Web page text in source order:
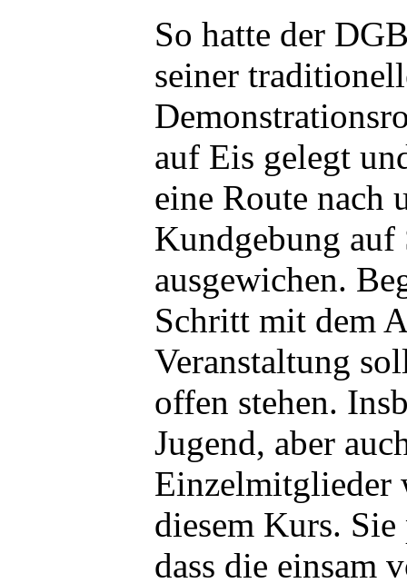
So hatte der
seiner
auf Eis gelegt
eine Route nach
Kundgebung auf
ausgewichen.
Schritt mit dem
Veranstaltung
offen stehen.
Jugend, aber
Einzelmitglieder
diesem Kurs.
dass die einsam